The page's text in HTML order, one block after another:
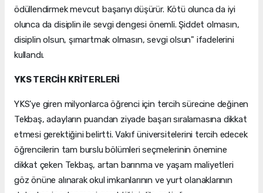
ödüllendirmek mevcut başarıyı düşürür. Kötü olunca da iyi
olunca da disiplin ile sevgi dengesi önemli. Şiddet olmasın,
disiplin olsun, şımartmak olmasın, sevgi olsun" ifadelerini
kullandı.
YKS TERCİH KRİTERLERİ
YKS'ye giren milyonlarca öğrenci için tercih sürecine değinen
Tekbaş, adayların puandan ziyade başarı sıralamasına dikkat
etmesi gerektiğini belirtti. Vakıf üniversitelerini tercih edecek
öğrencilerin tam burslu bölümleri seçmelerinin önemine
dikkat çeken Tekbaş, artan barınma ve yaşam maliyetleri
göz önüne alınarak okul imkanlarının ve yurt olanaklarının